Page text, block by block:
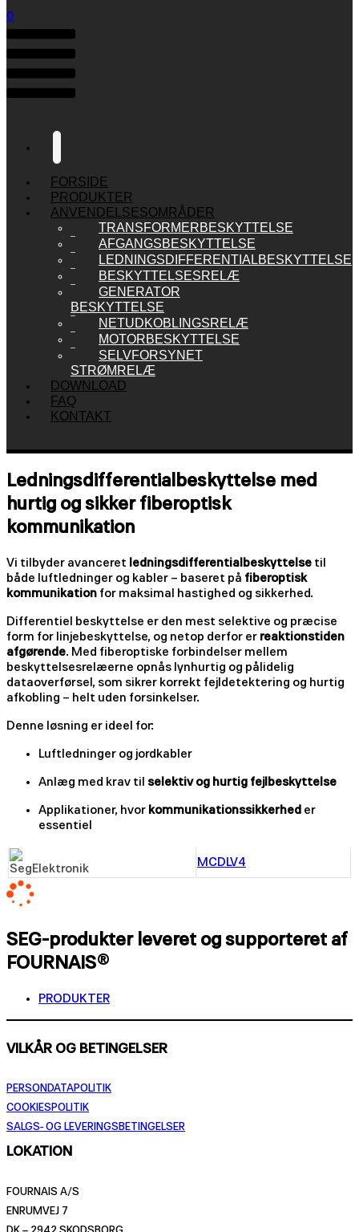
0
Menu
FORSIDE
PRODUKTER
ANVENDELSESOMRÅDER
TRANSFORMERBESKYTTELSE
AFGANGSBESKYTTELSE
LEDNINGSDIFFERENTIALBESKYTTELSE
BESKYTTELSESRELÆ
GENERATOR
BESKYTTELSE
NETUDKOBLINGSRELÆ
MOTORBESKYTTELSE
SELVFORSYNET
STRØMRELÆ
DOWNLOAD
FAQ
KONTAKT
Ledningsdifferentialbeskyttelse med
hurtig og sikker fiberoptisk
kommunikation
Vi tilbyder avanceret ledningsdifferentialbeskyttelse til
både luftledninger og kabler – baseret på fiberoptisk
kommunikation for maksimal hastighed og sikkerhed.
Differentiel beskyttelse er den mest selektive og præcise
form for linjebeskyttelse, og netop derfor er reaktionstiden
afgørende. Med fiberoptiske forbindelser mellem
beskyttelsesrelæerne opnås lynhurtig og pålidelig
dataoverførsel, som sikrer korrekt fejldetektering og hurtig
afkobling – helt uden forsinkelser.
Denne løsning er ideel for:
Luftledninger og jordkabler
Anlæg med krav til selektiv og hurtig fejlbeskyttelse
Applikationer, hvor kommunikationssikkerhed er
essentiel
MCDLV4
SEG-produkter leveret og supporteret af
FOURNAIS®
PRODUKTER
VILKÅR OG BETINGELSER
PERSONDATAPOLITIK
COOKIESPOLITIK
SALGS- OG LEVERINGSBETINGELSER
LOKATION
FOURNAIS A/S
ENRUMVEJ 7